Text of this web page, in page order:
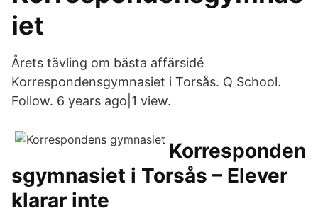
iet
Årets tävling om bästa affärsidé
Korrespondensgymnasiet i Torsås. Q School.
Follow. 6 years ago|1 view.
Korresponden
sgymnasiet i Torsås – Elever
klarar inte